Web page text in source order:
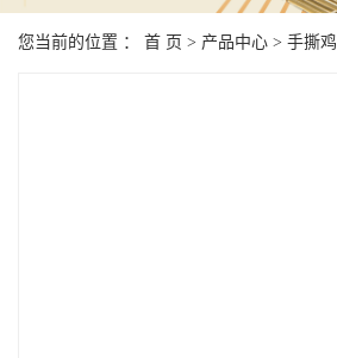
您当前的位置 ： 首 页 > 产品中心 > 手撕鸡